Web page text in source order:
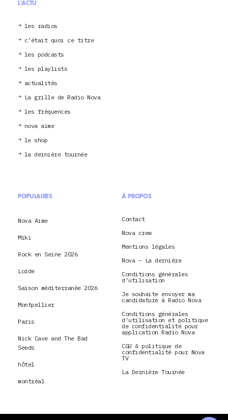
L'ACTU
les radios
c’était quoi ce titre
les podcasts
les playlists
actualités
La grille de Radio Nova
les fréquences
nova aime
le shop
la dernière tournée
POPULAIRES
Nova Aime
Miki
Rock en Seine 2026
Lorde
Saison méditerranée 2026
Montpellier
Paris
Nick Cave and The Bad
Seeds
hôtel
montréal
À PROPOS
Contact
Nova crew
Mentions légales
Nova – La dernière
Conditions générales
d’utilisation
Je souhaite envoyer ma
candidature à Radio Nova
Conditions générales
d’utilisation et politique
de confidentialité pour
application Radio Nova
CGU & politique de
confidentialité pour Nova
TV
La Dernière Tournée